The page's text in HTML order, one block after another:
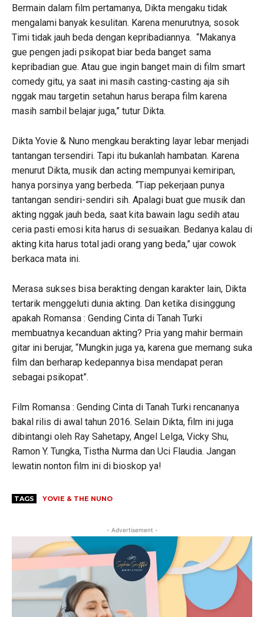
Bermain dalam film pertamanya, Dikta mengaku tidak
mengalami banyak kesulitan. Karena menurutnya, sosok
Timi tidak jauh beda dengan kepribadiannya. “Makanya
gue pengen jadi psikopat biar beda banget sama
kepribadian gue. Atau gue ingin banget main di film smart
comedy gitu, ya saat ini masih casting-casting aja sih
nggak mau targetin setahun harus berapa film karena
masih sambil belajar juga,” tutur Dikta.
Dikta Yovie & Nuno mengkau berakting layar lebar menjadi
tantangan tersendiri. Tapi itu bukanlah hambatan. Karena
menurut Dikta, musik dan acting mempunyai kemiripan,
hanya porsinya yang berbeda. “Tiap pekerjaan punya
tantangan sendiri-sendiri sih. Apalagi buat gue musik dan
akting nggak jauh beda, saat kita bawain lagu sedih atau
ceria pasti emosi kita harus di sesuaikan. Bedanya kalau di
akting kita harus total jadi orang yang beda,” ujar cowok
berkaca mata ini.
Merasa sukses bisa berakting dengan karakter lain, Dikta
tertarik menggeluti dunia akting. Dan ketika disinggung
apakah Romansa : Gending Cinta di Tanah Turki
membuatnya kecanduan akting? Pria yang mahir bermain
gitar ini berujar, “Mungkin juga ya, karena gue memang suka
film dan berharap kedepannya bisa mendapat peran
sebagai psikopat”.
Film Romansa : Gending Cinta di Tanah Turki rencananya
bakal rilis di awal tahun 2016. Selain Dikta, film ini juga
dibintangi oleh Ray Sahetapy, Angel Lelga, Vicky Shu,
Ramon Y. Tungka, Tistha Nurma dan Uci Flaudia. Jangan
lewatin nonton film ini di bioskop ya!
TAGS YOVIE & THE NUNO
- Advertisement -